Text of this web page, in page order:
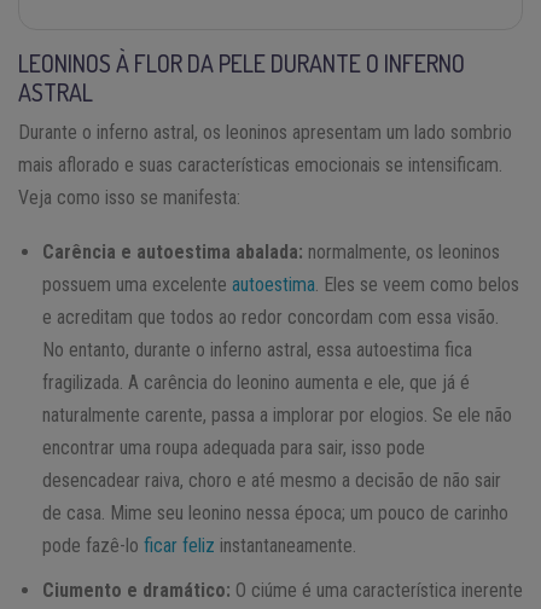
LEONINOS À FLOR DA PELE DURANTE O INFERNO
ASTRAL
Durante o inferno astral, os leoninos apresentam um lado sombrio
mais aflorado e suas características emocionais se intensificam.
Veja como isso se manifesta:
Carência e autoestima abalada: normalmente, os leoninos
possuem uma excelente autoestima. Eles se veem como belos
e acreditam que todos ao redor concordam com essa visão.
No entanto, durante o inferno astral, essa autoestima fica
fragilizada. A carência do leonino aumenta e ele, que já é
naturalmente carente, passa a implorar por elogios. Se ele não
encontrar uma roupa adequada para sair, isso pode
desencadear raiva, choro e até mesmo a decisão de não sair
de casa. Mime seu leonino nessa época; um pouco de carinho
pode fazê-lo ficar feliz instantaneamente.
Ciumento e dramático: O ciúme é uma característica inerente